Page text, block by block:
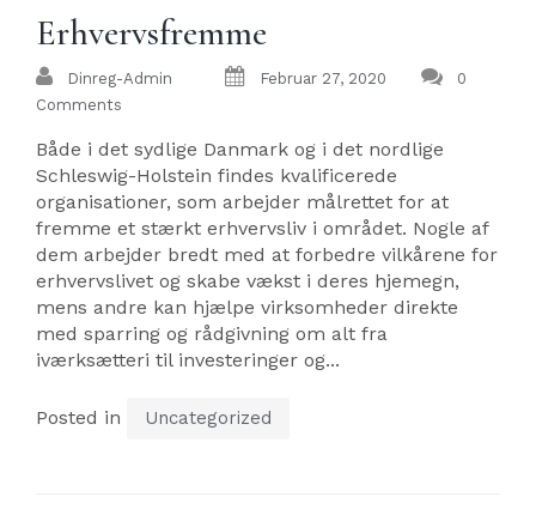
Erhvervsfremme
Dinreg-Admin Februar 27, 2020
0
Comments
Både i det sydlige Danmark og i det nordlige
Schleswig-Holstein findes kvalificerede
organisationer, som arbejder målrettet for at
fremme et stærkt erhvervsliv i området. Nogle af
dem arbejder bredt med at forbedre vilkårene for
erhvervslivet og skabe vækst i deres hjemegn,
mens andre kan hjælpe virksomheder direkte
med sparring og rådgivning om alt fra
iværksætteri til investeringer og...
Posted in Uncategorized